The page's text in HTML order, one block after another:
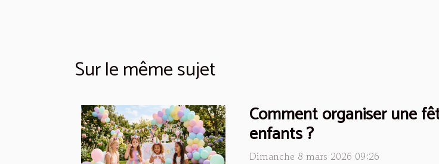
Sur le même sujet
Comment organiser une
enfants ?
Dimanche 8 mars 2026 09:26